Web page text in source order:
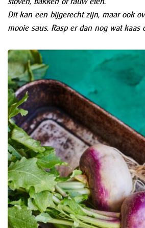
Dit kan een bijgerecht zijn, maar ook
mooie saus. Rasp er dan nog wat kaas